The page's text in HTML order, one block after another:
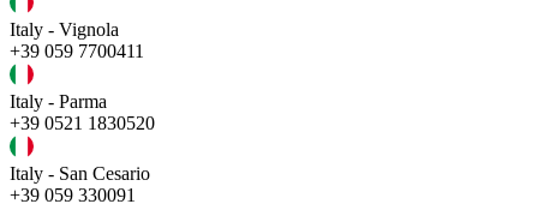
Italy - Vignola
+39 059 7700411
Italy - Parma
+39 0521 1830520
Italy - San Cesario
+39 059 330091